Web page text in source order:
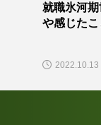
就職氷河
や感じたこ
2022.10.13